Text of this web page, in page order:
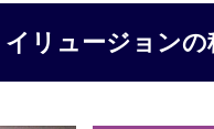
リュージョンの